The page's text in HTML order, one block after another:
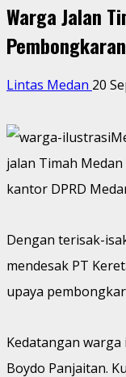
Warga Jalan
Lintas Medan 20
jalan Timah
kantor DPRD
Dengan terisak-
mendesak PT
upaya
Kedatangan
Boydo Panjaitan.